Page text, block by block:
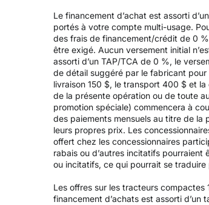
Le financement d’achat est assorti
portés à votre compte multi-usage.
des frais de financement/crédit de 0
être exigé. Aucun versement initial
assorti d’un TAP/TCA de 0 %, le
de détail suggéré par le fabricant
livraison 150 $, le transport 400 $ et
de la présente opération ou de toute
promotion spéciale) commencera à
des paiements mensuels au titre de
leurs propres prix. Les
offert chez les concessionnaires
rabais ou d’autres incitatifs
ou incitatifs, ce qui pourrait se traduire
Les offres sur les tracteurs compactes
financement d’achats est assorti